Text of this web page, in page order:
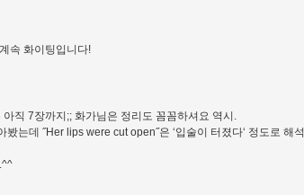
속 화이팅입니다!
직 7장까지;; 화가님은 정리도 꼼꼼하셔요 역시.
는데 ˝Her lips were cut open˝은 ‘입술이 터졌다‘ 정도로 해석